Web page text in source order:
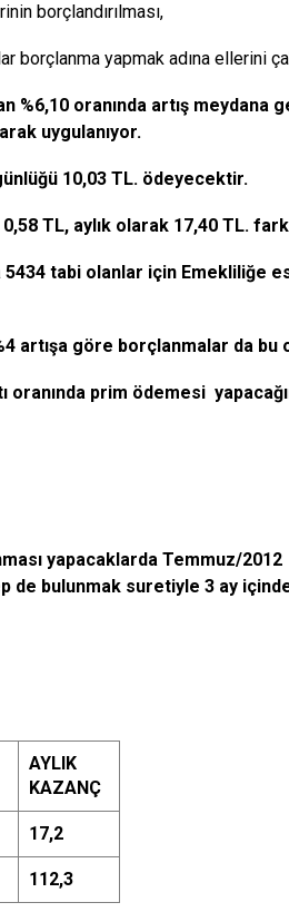
borçlandırılması,
borçlanma yapmak adına ellerini
%6,10 oranında artış meydana
uygulanıyor.
10,03 TL. ödeyecektir.
TL, aylık olarak 17,40 TL.
tabi olanlar için Emekliliğe
artışa göre borçlanmalar da bu
prim ödemesi
yapacaklarda Temmuz/
de bulunmak suretiyle 3 ay
AYLIK
KAZANÇ
17,2
112,3